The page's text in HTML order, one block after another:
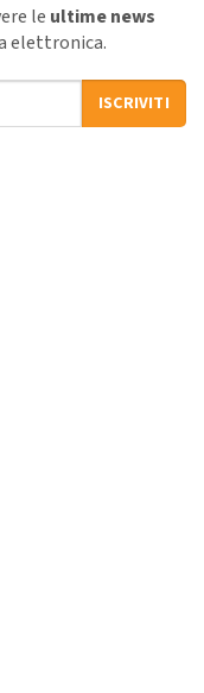
le ultime news
elettronica.
ISCRIVITI